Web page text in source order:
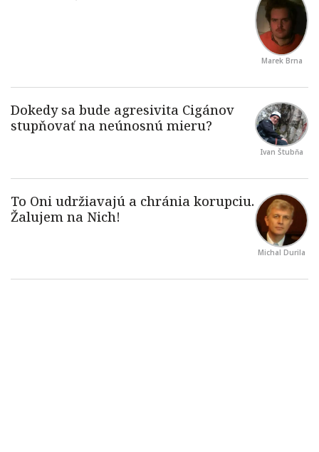
Marek Brna
Ivan Štubňa
Michal Durila